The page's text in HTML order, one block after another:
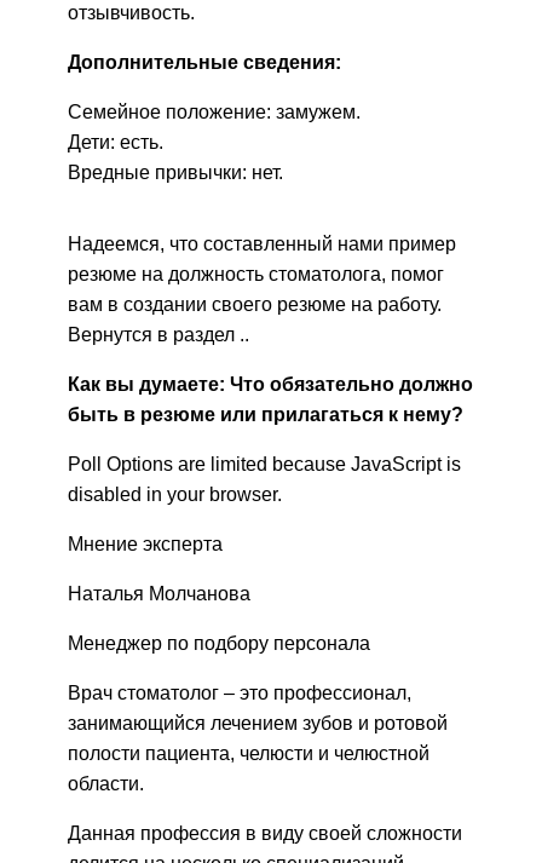
отзывчивость.
Дополнительные сведения:
Семейное положение: замужем.
Дети: есть.
Вредные привычки: нет.
Надеемся, что составленный нами пример
резюме на должность стоматолога, помог
вам в создании своего резюме на работу.
Вернутся в раздел ..
Как вы думаете: Что обязательно должно
быть в резюме или прилагаться к нему?
Poll Options are limited because JavaScript is
disabled in your browser.
Мнение эксперта
Наталья Молчанова
Менеджер по подбору персонала
Врач стоматолог – это профессионал,
занимающийся лечением зубов и ротовой
полости пациента, челюсти и челюстной
области.
Данная профессия в виду своей сложности